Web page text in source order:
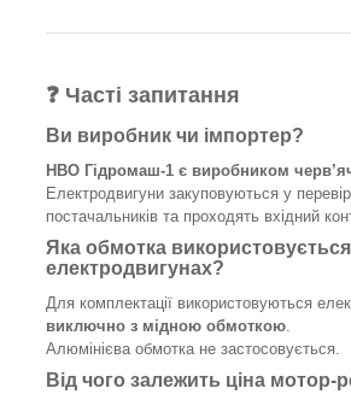
❓ Часті запитання
Ви виробник чи імпортер?
НВО Гідромаш-1 є виробником
Електродвигуни закуповуються у
постачальників та проходять вхідний
Яка обмотка
електродвигунах?
Для комплектації використовуються
виключно з мідною обмоткою
Алюмінієва обмотка не застосовується.
Від чого залежить ціна мотор-